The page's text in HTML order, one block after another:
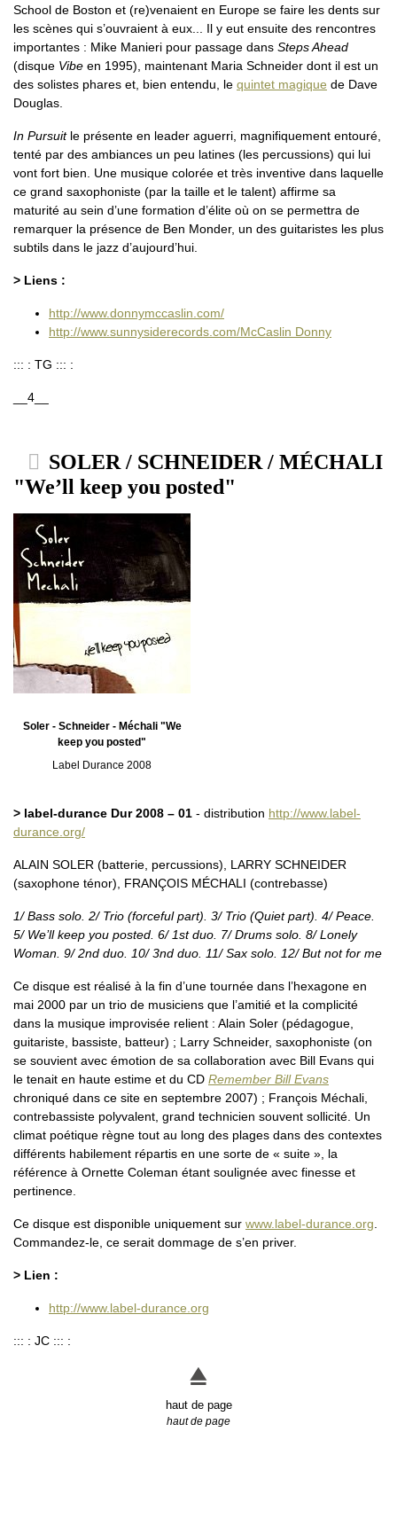
School de Boston et (re)venaient en Europe se faire les dents sur
les scènes qui s’ouvraient à eux... Il y eut ensuite des rencontres
importantes : Mike Manieri pour passage dans Steps Ahead
(disque Vibe en 1995), maintenant Maria Schneider dont il est un
des solistes phares et, bien entendu, le quintet magique de Dave
Douglas.
In Pursuitle présente en leader aguerri, magnifiquement entouré,
tenté par des ambiances un peu latines (les percussions) qui lui
vont fort bien. Une musique colorée et très inventive dans laquelle
ce grand saxophoniste (par la taille et le talent) affirme sa
maturité au sein d’une formation d’élite où on se permettra de
remarquer la présence de Ben Monder, un des guitaristes les plus
subtils dans le jazz d’aujourd’hui.
> Liens :
http://www.donnymccaslin.com/
http://www.sunnysiderecords.com/McCaslin Donny
::: : TG ::: :
__4__
SOLER / SCHNEIDER / MÉCHALI
"We’ll keep you posted"
Soler - Schneider - Méchali "We
keep you posted"
Label Durance 2008
> label-durance Dur 2008 – 01 - distribution http://www.label-
durance.org/
ALAIN SOLER (batterie, percussions), LARRY SCHNEIDER
(saxophone ténor), FRANÇOIS MÉCHALI (contrebasse)
1/ Bass solo. 2/ Trio (forceful part). 3/ Trio (Quiet part). 4/ Peace.
5/ We’ll keep you posted. 6/ 1st duo. 7/ Drums solo. 8/ Lonely
Woman. 9/ 2nd duo. 10/ 3nd duo. 11/ Sax solo. 12/ But not for me
Ce disque est réalisé à la fin d’une tournée dans l’hexagone en
mai 2000 par un trio de musiciens que l’amitié et la complicité
dans la musique improvisée relient : Alain Soler (pédagogue,
guitariste, bassiste, batteur) ; Larry Schneider, saxophoniste (on
se souvient avec émotion de sa collaboration avec Bill Evans qui
le tenait en haute estime et du CD Remember Bill Evans
chroniqué dans ce site en septembre 2007) ; François Méchali,
contrebassiste polyvalent, grand technicien souvent sollicité. Un
climat poétique règne tout au long des plages dans des contextes
différents habilement répartis en une sorte de « suite », la
référence à Ornette Coleman étant soulignée avec finesse et
pertinence.
Ce disque est disponible uniquement sur www.label-durance.org
Commandez-le, ce serait dommage de s’en priver.
> Lien :
http://www.label-durance.org
::: : JC ::: :
haut de page
haut de page